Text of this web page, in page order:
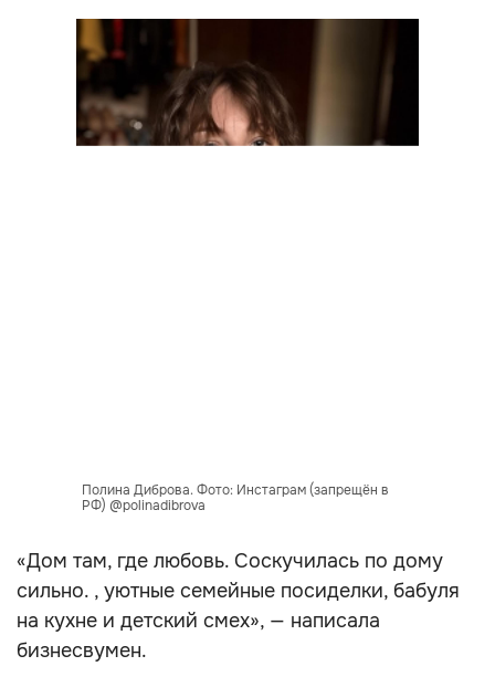
Полина Диброва. Фото: Инстаграм (запрещён в
РФ) @polinadibrova
«Дом там, где любовь. Соскучилась по дому
сильно. , уютные семейные посиделки, бабуля
на кухне и детский смех», — написала
бизнесвумен.